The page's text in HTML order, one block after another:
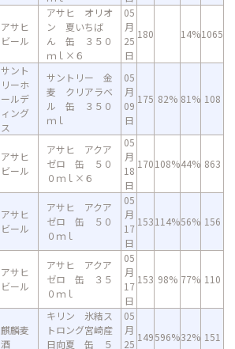
アサヒ
ビール
アサヒ オリオ
ン 夏いちば
ん 缶 ３５０
ｍｌ×６
05
月
25
日
180 14%1065
サント
リーホ
ールデ
ィング
ス
サントリー 金
麦 クリアラベ
ル 缶 ３５０
ｍｌ
05
月
09
日
175 82% 81% 108
アサヒ
ビール
アサヒ アクア
ゼロ 缶 ５０
０ｍｌ×６
05
月
18
日
170108%44% 863
アサヒ
ビール
アサヒ アクア
ゼロ 缶 ５０
０ｍｌ
05
月
17
日
153114%56% 156
アサヒ
ビール
アサヒ アクア
ゼロ 缶 ３５
０ｍｌ
05
月
17
日
153 98% 77% 110
麒麟麦
酒
キリン 氷結ス
トロング宮崎産
日向夏 缶 ５
05
月
25
149596%32% 151